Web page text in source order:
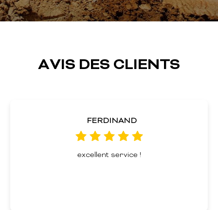
AVIS DES CLIENTS
FERDINAND
excellent service !